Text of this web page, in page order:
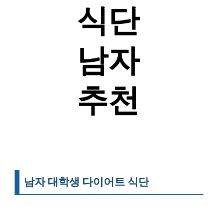
남자 대학생 다이어트 식단